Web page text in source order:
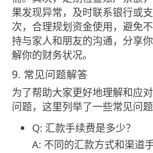
果发现异常，及时联系银行或
次，合理规划资金使用，避免
持与家人和朋友的沟通，分享
解你的财务状况。
9. 常见问题解答
为了帮助大家更好地理解和应
问题，这里列举了一些常见问题
Q: 汇款手续费是多少？
A: 不同的汇款方式和渠道